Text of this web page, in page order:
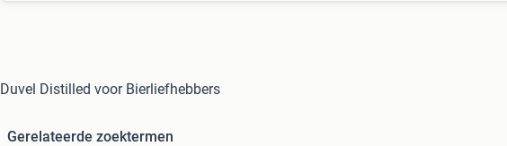
Duvel Distilled voor Bierliefhebbers
Gerelateerde zoektermen